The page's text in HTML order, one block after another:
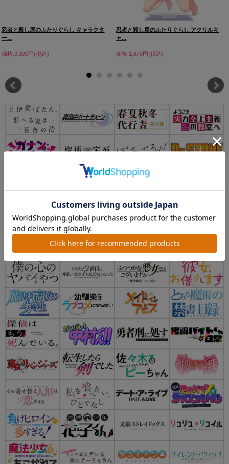
忍者と殺し屋のふたりぐらし キャラクタ
ー...
価格:3,300円(税込)
忍者と殺し屋のふたりぐらし アクリルキ
ャ...
価格:1,870円(税込)